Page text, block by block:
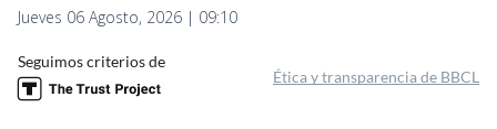
Jueves 06 Agosto, 2026 | 09:10
Seguimos criterios de
Ética y transparencia de BBCL